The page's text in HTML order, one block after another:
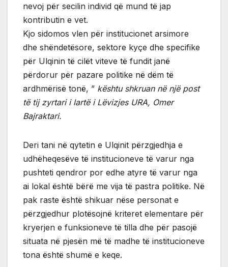
nevoj për secilin individ që mund të jap
kontributin e vet.
Kjo sidomos vlen për institucionet arsimore
dhe shëndetësore, sektore kyçe dhe specifike
për Ulqinin të cilët viteve të fundit janë
përdorur për pazare politike në dëm të
ardhmërisë tonë, ” kështu shkruan në një post
të tij zyrtari i lartë i Lëvizjes URA, Omer
Bajraktari.
Deri tani në qytetin e Ulqinit përzgjedhja e
udhëheqesëve të institucioneve të varur nga
pushteti qendror por edhe atyre të varur nga
ai lokal është bërë me vija të pastra politike. Në
pak raste është shikuar nëse personat e
përzgjedhur plotësojnë kriteret elementare për
kryerjen e funksioneve të tilla dhe për pasojë
situata në pjesën më të madhe të institucioneve
tona është shumë e keqe.